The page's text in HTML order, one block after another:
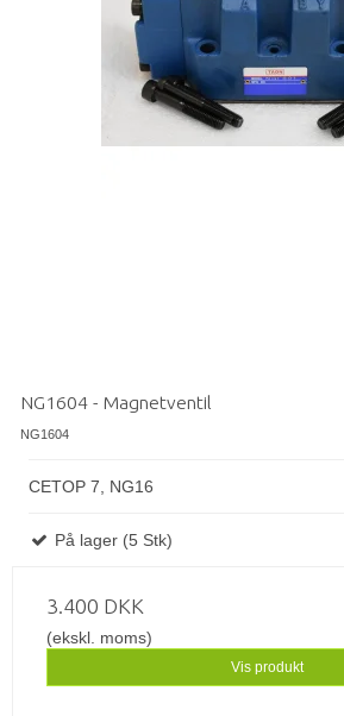
NG1604 - Magnetventil
NG1604
CETOP 7, NG16
På lager (5 Stk)
3.400 DKK
(ekskl. moms)
Vis produkt